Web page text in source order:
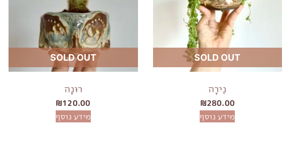
SOLD OUT
נֵירָה
₪280.00
מידע נוסף
SOLD OUT
רוּנָה
₪120.00
מידע נוסף